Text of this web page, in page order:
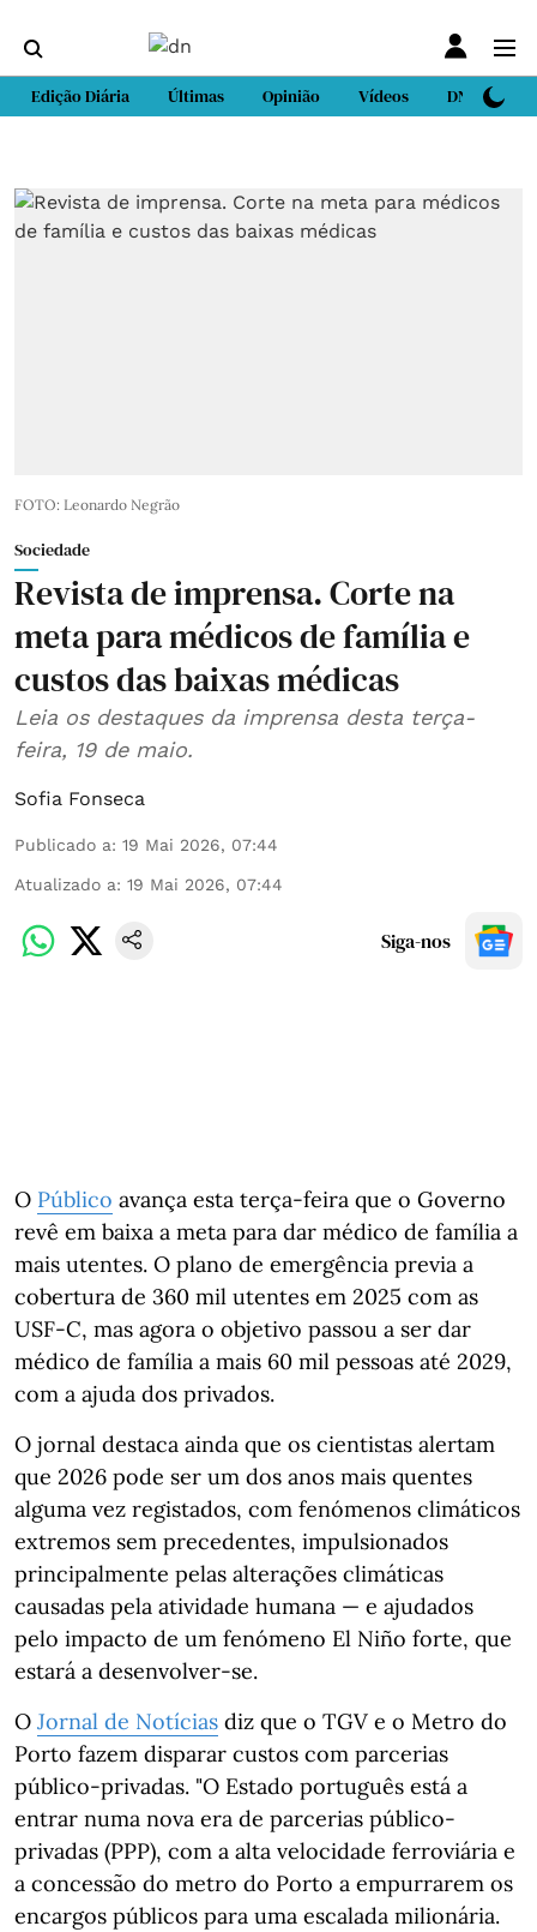
Edição Diária Últimas Opinião Vídeos DN Sport
FOTO: Leonardo Negrão
Sociedade
Revista de imprensa. Corte na
meta para médicos de família e
custos das baixas médicas
Leia os destaques da imprensa desta terça-
feira, 19 de maio.
Sofia Fonseca
Publicado a: 19 Mai 2026, 07:44
Atualizado a: 19 Mai 2026, 07:44
Siga-nos
O Público avança esta terça-feira que o Governo
revê em baixa a meta para dar médico de família a
mais utentes. O plano de emergência previa a
cobertura de 360 mil utentes em 2025 com as
USF-C, mas agora o objetivo passou a ser dar
médico de família a mais 60 mil pessoas até 2029,
com a ajuda dos privados.
O jornal destaca ainda que os cientistas alertam
que 2026 pode ser um dos anos mais quentes
alguma vez registados, com fenómenos climáticos
extremos sem precedentes, impulsionados
principalmente pelas alterações climáticas
causadas pela atividade humana — e ajudados
pelo impacto de um fenómeno El Niño forte, que
estará a desenvolver-se.
O Jornal de Notícias diz que o TGV e o Metro do
Porto fazem disparar custos com parcerias
público-privadas. "O Estado português está a
entrar numa nova era de parcerias público-
privadas (PPP), com a alta velocidade ferroviária e
a concessão do metro do Porto a empurrarem os
encargos públicos para uma escalada milionária.